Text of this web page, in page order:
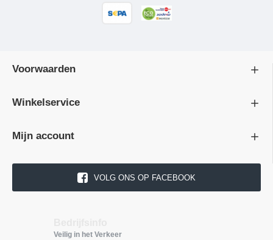
Voorwaarden
Winkelservice
Mijn account
VOLG ONS OP FACEBOOK
Veilig in het Verkeer